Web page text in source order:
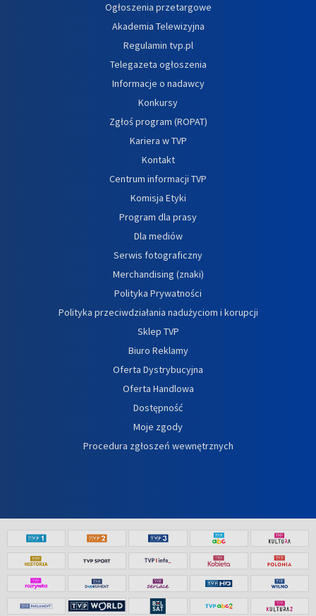
Ogłoszenia przetargowe
Akademia Telewizyjna
Regulamin tvp.pl
Telegazeta ogłoszenia
Informacje o nadawcy
Konkursy
Zgłoś program (ROPAT)
Kariera w TVP
Kontakt
Centrum informacji TVP
Komisja Etyki
Program dla prasy
Dla mediów
Serwis fotograficzny
Merchandising (znaki)
Polityka Prywatności
Polityka przeciwdziałania nadużyciom i korupcji
Sklep TVP
Biuro Reklamy
Oferta Dystrybucyjna
Oferta Handlowa
Dostępność
Moje zgody
Procedura zgłoszeń wewnętrznych